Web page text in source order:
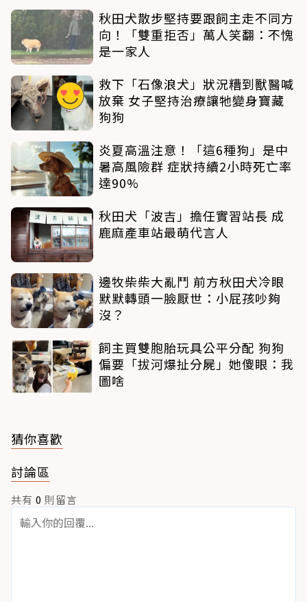
秋田犬散步堅持要跟飼主走不同方
向！「雙重拒否」萬人笑翻：不愧
是一家人
救下「石像浪犬」狀況糟到獸醫喊
放棄 女子堅持治療讓牠變身寶藏
狗狗
炎夏高溫注意！「這6種狗」是中
暑高風險群 症狀持續2小時死亡率
達90%
秋田犬「波吉」擔任實習站長 成
鹿麻產車站最萌代言人
邊牧柴柴大亂鬥 前方秋田犬冷眼
默默轉頭一臉厭世：小屁孩吵夠
沒？
飼主買雙胞胎玩具公平分配 狗狗
偏要「拔河爆扯分屍」她傻眼：我
圖啥
猜你喜歡
討論區
共有 0 則留言